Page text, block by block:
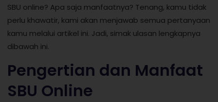
SBU online? Apa saja manfaatnya? Tenang, kamu tidak
perlu khawatir, kami akan menjawab semua pertanyaan
kamu melalui artikel ini. Jadi, simak ulasan lengkapnya
dibawah ini.
Pengertian dan Manfaat
SBU Online